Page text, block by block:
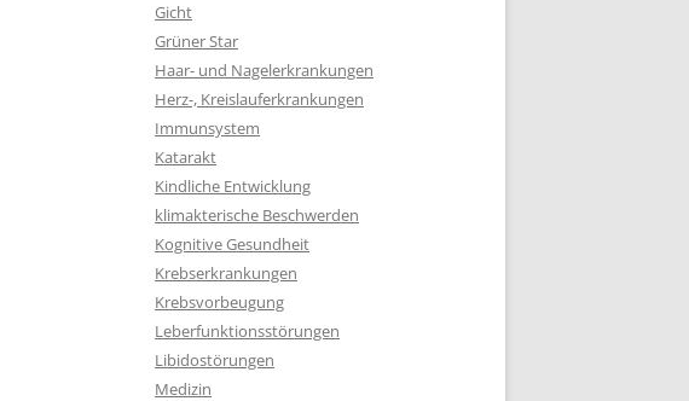
Gicht
Grüner Star
Haar- und Nagelerkrankungen
Herz-, Kreislauferkrankungen
Immunsystem
Katarakt
Kindliche Entwicklung
klimakterische Beschwerden
Kognitive Gesundheit
Krebserkrankungen
Krebsvorbeugung
Leberfunktionsstörungen
Libidostörungen
Medizin